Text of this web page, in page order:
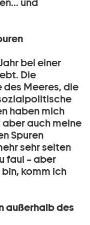
und
bei einer
Die
des Meeres, die
haben mich
auch meine
Spuren
sehr selten
faul – aber
komm ich
außerhalb des